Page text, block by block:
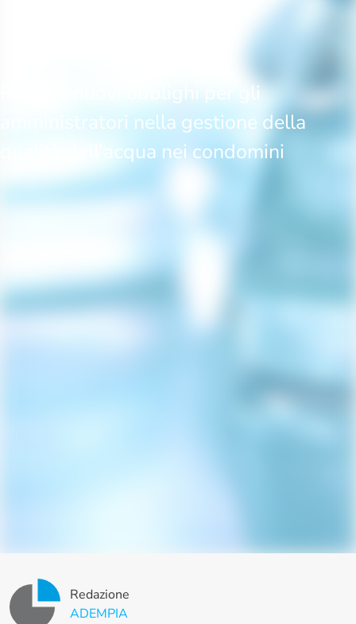
Rischi e nuovi obblighi per gli
amministratori nella gestione della
qualità dell'acqua nei condomini
Redazione
ADEMPIA